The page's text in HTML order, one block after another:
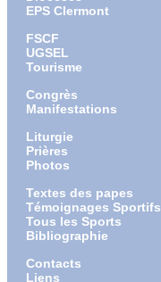
EPS Clermont
FSCF
UGSEL
Tourisme
Congrès
Manifestations
Liturgie
Prières
Photos
Textes des papes
Témoignages Sportifs
Tous les Sports
Bibliographie
Contacts
Liens